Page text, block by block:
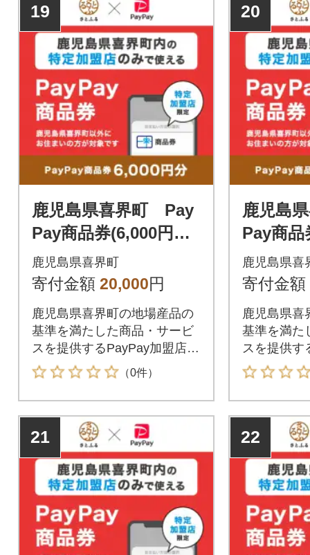
19
鹿児島県喜界町 Pay
Pay商品券(6,000円分)
※地域内の一部の加盟
店のみで利用可
鹿児島県喜界町
寄付金額 20,000円
鹿児島県喜界町の地場産品の
基準を満たした商品・サービ
スを提供するPayPay加盟店で
のお支払いにご利用いただけ
ます。鹿児島県喜界町在住の
方はPayPay商品券を受け取れ
ませんのでご注意ください。
（0件）
20
鹿児島
Pay商品
※地域
店のみ
鹿児島県喜
寄付金額
鹿児島県喜
基準を満た
スを提供す
のお支払い
ます。鹿児
方は
ませんので
21 22